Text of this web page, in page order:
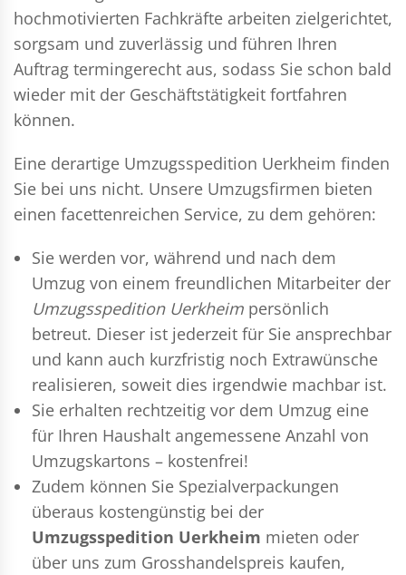
hochmotivierten Fachkräfte arbeiten zielgerichtet,
sorgsam und zuverlässig und führen Ihren
Auftrag termingerecht aus, sodass Sie schon bald
wieder mit der Geschäftstätigkeit fortfahren
können.
Eine derartige Umzugsspedition Uerkheim finden
Sie bei uns nicht. Unsere Umzugsfirmen bieten
einen facettenreichen Service, zu dem gehören:
Sie werden vor, während und nach dem
Umzug von einem freundlichen Mitarbeiter der
Umzugsspedition Uerkheim persönlich
betreut. Dieser ist jederzeit für Sie ansprechbar
und kann auch kurzfristig noch Extrawünsche
realisieren, soweit dies irgendwie machbar ist.
Sie erhalten rechtzeitig vor dem Umzug eine
für Ihren Haushalt angemessene Anzahl von
Umzugskartons – kostenfrei!
Zudem können Sie Spezialverpackungen
überaus kostengünstig bei der
Umzugsspedition Uerkheim mieten oder
über uns zum Grosshandelspreis kaufen,